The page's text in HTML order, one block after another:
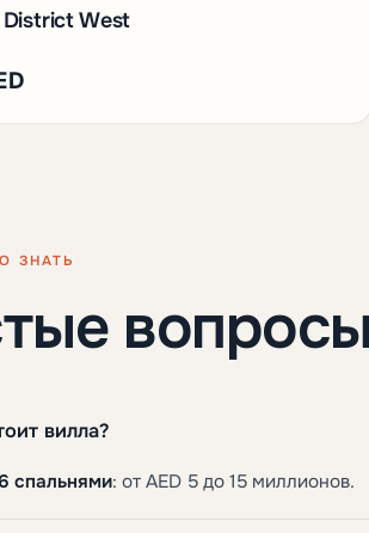
West
ЗНАТЬ
вилла?
спальнями: от AED 5 до 15 миллионов.